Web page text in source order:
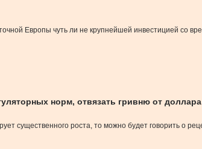
Европы чуть ли не крупнейшей инвестицией со
норм, отвязать гривню от
существенного роста, то можно будет говорить о